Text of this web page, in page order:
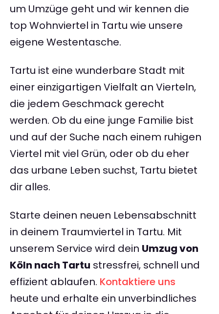
um Umzüge geht und wir kennen die
top Wohnviertel in Tartu wie unsere
eigene Westentasche.
Tartu ist eine wunderbare Stadt mit
einer einzigartigen Vielfalt an Vierteln,
die jedem Geschmack gerecht
werden. Ob du eine junge Familie bist
und auf der Suche nach einem ruhigen
Viertel mit viel Grün, oder ob du eher
das urbane Leben suchst, Tartu bietet
dir alles.
Starte deinen neuen Lebensabschnitt
in deinem Traumviertel in Tartu. Mit
unserem Service wird dein Umzug von
Köln nach Tartu stressfrei, schnell und
effizient ablaufen. Kontaktiere uns
heute und erhalte ein unverbindliches